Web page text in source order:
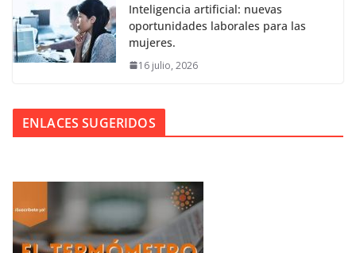
Inteligencia artificial: nuevas
oportunidades laborales para las
mujeres.
16 julio, 2026
ENLACES SUGERIDOS